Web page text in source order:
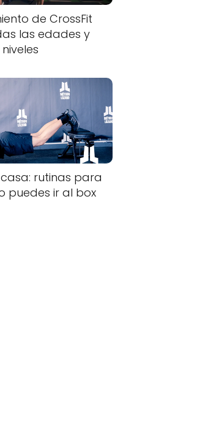
de CrossFit
las edades y
niveles
rutinas para
puedes ir al box